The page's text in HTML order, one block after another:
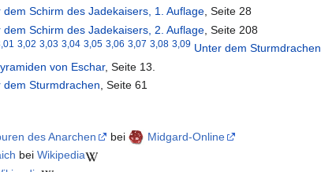
dem Schirm des Jadekaisers, 1. Auflage, Seite 28
dem Schirm des Jadekaisers, 2. Auflage, Seite 208
3,02 3,03 3,04 3,05 3,06 3,07 3,08 3,09 Unter dem Sturmdrachen
von Eschar, Seite 13.
dem Sturmdrachen , Seite 61
des Anarchen bei
Midgard-Online
beiWikipedia